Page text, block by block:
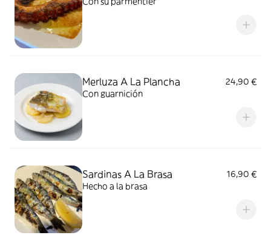
Merluza A La Plancha
24,90 €
Con guarnición
Sardinas A La Brasa
16,90 €
Hecho a la brasa